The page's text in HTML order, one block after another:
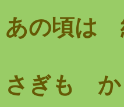
頃は
も かぐ